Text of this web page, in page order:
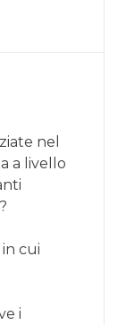
nel
a livello
cui
i